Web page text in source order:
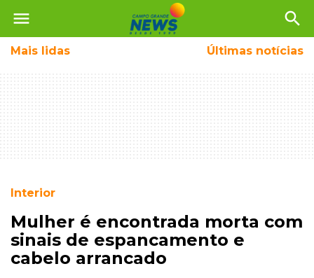
menu search
Mais lidas Últimas notícias
Interior
Mulher é encontrada morta com
sinais de espancamento e
cabelo arrancado